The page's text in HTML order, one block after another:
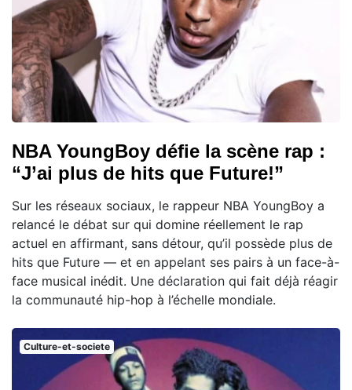
NBA YoungBoy défie la scène rap :
“J’ai plus de hits que Future!”
Sur les réseaux sociaux, le rappeur NBA YoungBoy a
relancé le débat sur qui domine réellement le rap
actuel en affirmant, sans détour, qu’il possède plus de
hits que Future — et en appelant ses pairs à un face-à-
face musical inédit. Une déclaration qui fait déjà réagir
la communauté hip-hop à l’échelle mondiale.
Culture-et-societe